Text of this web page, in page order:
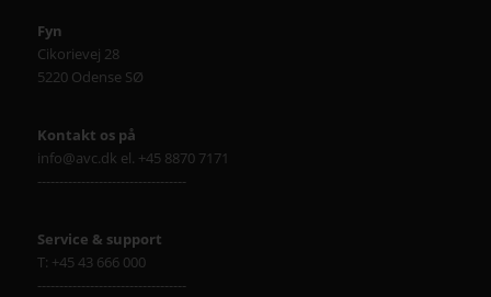
Fyn
Cikorievej 28
5220 Odense SØ
Kontakt os på
info@avc.dk el. +45 8870 7171
----------------------------------
Service & support
T: +45 43 666 000
----------------------------------